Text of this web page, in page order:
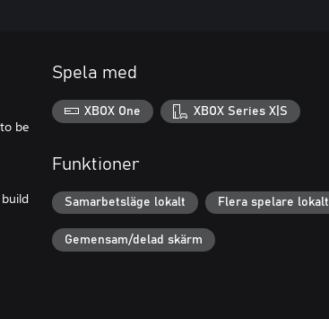
be
Spela med
XBOX One XBOX Series X|S
Funktioner
Samarbetsläge lokalt Flera spelare lokalt
Gemensam/delad skärm